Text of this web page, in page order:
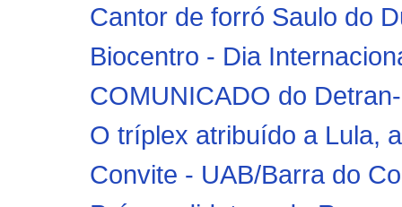
Cantor de forró Saulo do
Biocentro - Dia
COMUNICADO do
O tríplex atribuído a Lula,
Convite - UAB/Barra do